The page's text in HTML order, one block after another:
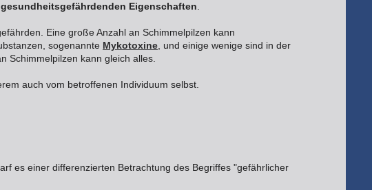
gesundheitsgefährdenden Eigenschaften
Eine große Anzahl an Schimmelpilzen kann
sogenannte Mykotoxine , und einige wenige sind in der
Schimmelpilzen kann gleich alles.
auch vom betroffenen Individuum selbst.
es einer differenzierten Betrachtung des Begriffes "gefährlicher